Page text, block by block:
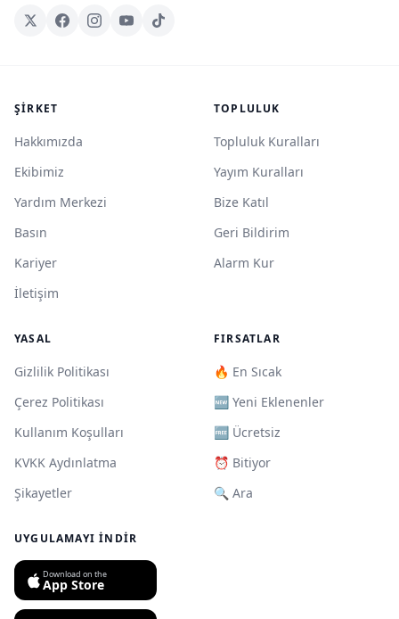
ŞIRKET
Hakkımızda
Ekibimiz
Yardım Merkezi
Basın
Kariyer
İletişim
TOPLULUK
Topluluk Kuralları
Yayım Kuralları
Bize Katıl
Geri Bildirim
Alarm Kur
YASAL
Gizlilik Politikası
Çerez Politikası
Kullanım Koşulları
KVKK Aydınlatma
Şikayetler
FIRSATLAR
🔥 En Sıcak
🆕 Yeni Eklenenler
🆓 Ücretsiz
⏰ Bitiyor
🔍 Ara
UYGULAMAYI İNDIR
Download on the
App Store